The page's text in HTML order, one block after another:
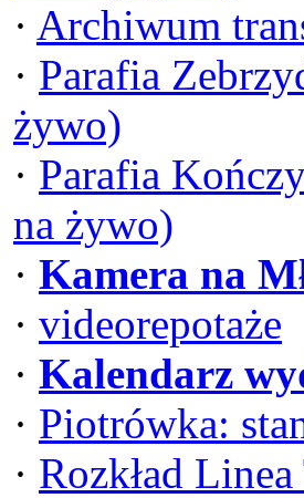
· Archiwum
· Parafia
żywo)
· Parafia
na żywo)
· Kamera na
· videorepotaże
· Kalendarz
· Piotrówka:
· Rozkład Linea